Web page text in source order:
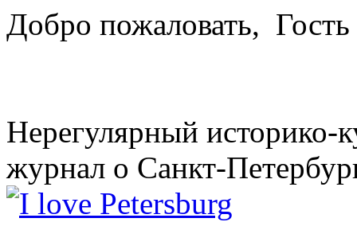
Добро пожаловать, Гость
Нерегулярный историко-
журнал о Санкт-